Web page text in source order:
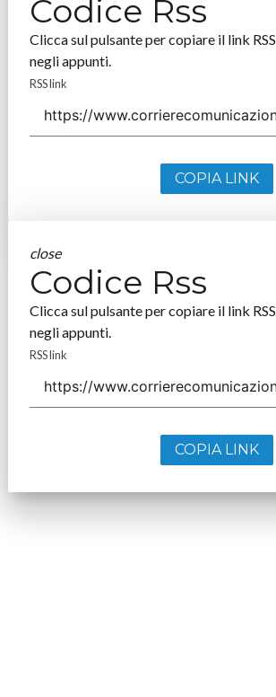
Codice Rss
Clicca sul pulsante per copiare il link RSS
negli appunti.
RSS link
COPIA LINK
close
Codice Rss
Clicca sul pulsante per copiare il link RSS
negli appunti.
RSS link
COPIA LINK